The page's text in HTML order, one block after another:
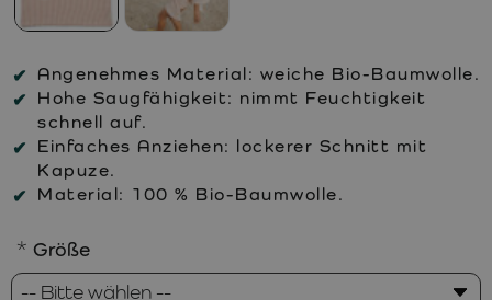
Angenehmes Material: weiche Bio-Baumwolle.
Hohe Saugfähigkeit: nimmt Feuchtigkeit
schnell auf.
Einfaches Anziehen: lockerer Schnitt mit
Kapuze.
Material: 100 % Bio-Baumwolle.
Größe